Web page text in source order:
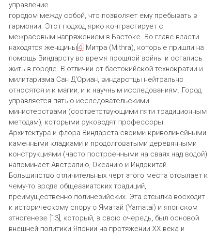
управление
городом между собой, что позволяет ему пребывать в
гармонии. Этот подход ярко контрастирует с
межрасовым напряжением в Бастоке. Во главе власти
находятся женщины [4] Митра (Mithra), которые пришли на
помощь Виндарсту во время прошлой войны и остались
жить в городе. В отличии от бастокийской технократии и
милитаризма Сан Д’Ориан, виндарстцы нейтрально
относятся и к магии, и к научным исследованиям. Город
управляется пятью исследовательскими
министерствами (соответствующими пяти традиционным
методам), которыми руководят профессоры.
Архитектура и флора Виндарста своими криволинейными
каменными кладками и продолговатыми деревянными
конструкциями (часто построенными на сваях над водой)
напоминает Австралию, Океанию и Индокитай.
Большинство отличительных черт этого места отсылает к
чему-то вроде общеазиатских традиций,
преимущественно полинезийских. Эта отсылка восходит
к историческому спору о Яматай (Yamatai) и японском
этногенезе [13], который, в свою очередь, был основой
внешней политики Японии на протяжении XX века и